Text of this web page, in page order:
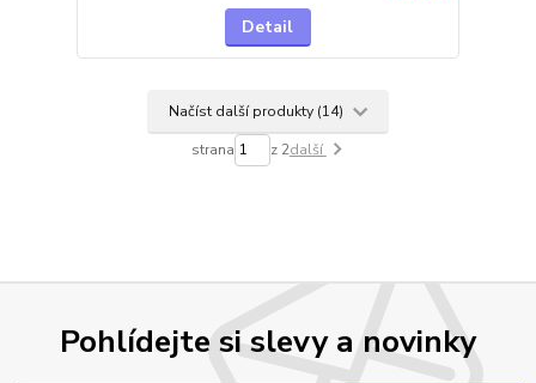
Detail
Načíst další produkty (14)
strana z 2další
Pohlídejte si slevy a novinky